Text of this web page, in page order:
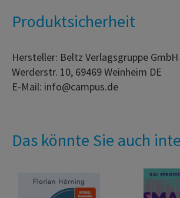
Produktsicherheit
Hersteller: Beltz Verlagsgruppe GmbH
Werderstr. 10, 69469 Weinheim DE
E-Mail: info@campus.de
Das könnte Sie auch